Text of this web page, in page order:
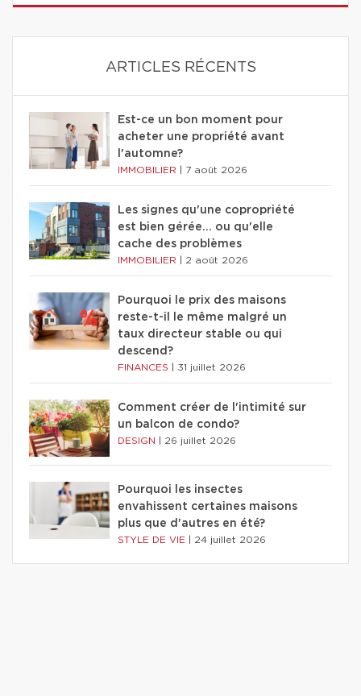
ARTICLES RÉCENTS
Est-ce un bon moment pour
acheter une propriété avant
l'automne?
IMMOBILIER 7 août 2026
Les signes qu'une copropriété
est bien gérée… ou qu'elle
cache des problèmes
IMMOBILIER 2 août 2026
Pourquoi le prix des maisons
reste-t-il le même malgré un
taux directeur stable ou qui
descend?
FINANCES 31 juillet 2026
Comment créer de l'intimité sur
un balcon de condo?
DESIGN 26 juillet 2026
Pourquoi les insectes
envahissent certaines maisons
plus que d'autres en été?
STYLE DE VIE 24 juillet 2026